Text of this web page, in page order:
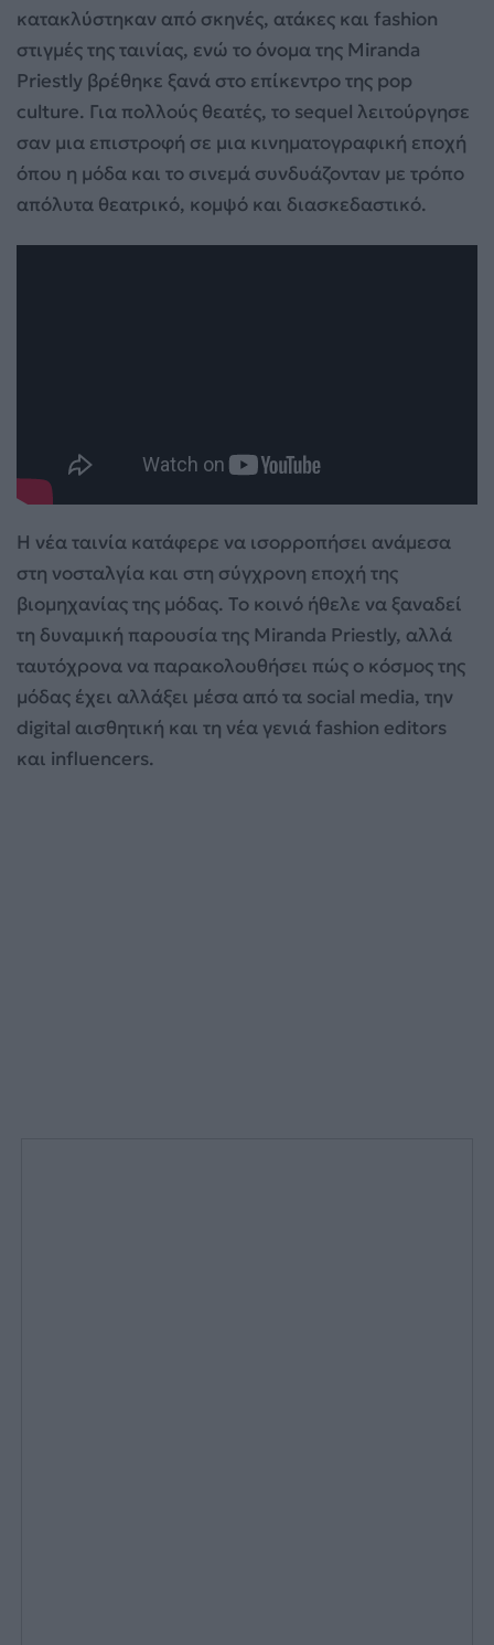
κατακλύστηκαν από σκηνές, ατάκες και fashion
στιγμές της ταινίας, ενώ το όνομα της Miranda
Priestly βρέθηκε ξανά στο επίκεντρο της pop
culture. Για πολλούς θεατές, το sequel λειτούργησε
σαν μια επιστροφή σε μια κινηματογραφική εποχή
όπου η μόδα και το σινεμά συνδυάζονταν με τρόπο
απόλυτα θεατρικό, κομψό και διασκεδαστικό.
Η νέα ταινία κατάφερε να ισορροπήσει ανάμεσα
στη νοσταλγία και στη σύγχρονη εποχή της
βιομηχανίας της μόδας. Το κοινό ήθελε να ξαναδεί
τη δυναμική παρουσία της Miranda Priestly, αλλά
ταυτόχρονα να παρακολουθήσει πώς ο κόσμος της
μόδας έχει αλλάξει μέσα από τα social media, την
digital αισθητική και τη νέα γενιά fashion editors
και influencers.